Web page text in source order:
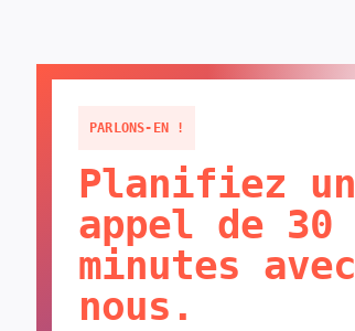
PARLONS-EN !
Planifiez un
appel de 30
minutes avec
nous.